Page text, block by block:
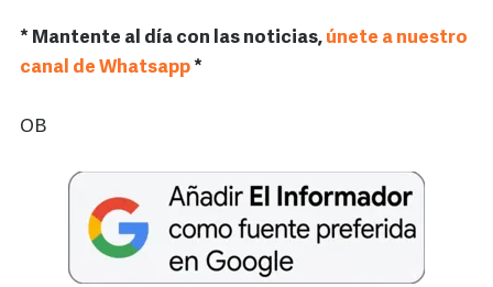
* Mantente al día con las noticias, únete a nuestro
canal de Whatsapp*
OB